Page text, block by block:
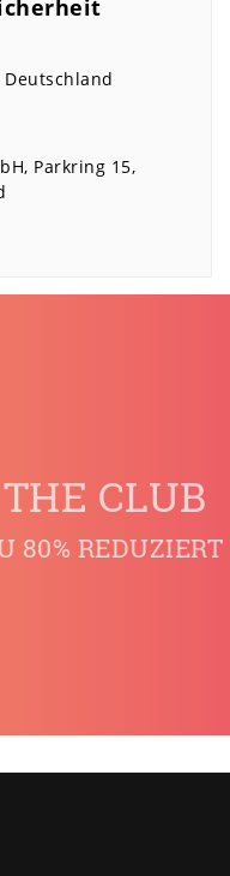
Deutschland
Parkring 15
CLUB
80% REDUZIERT